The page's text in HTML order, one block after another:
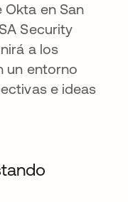
Okta en San
Security
a los
un entorno
e ideas